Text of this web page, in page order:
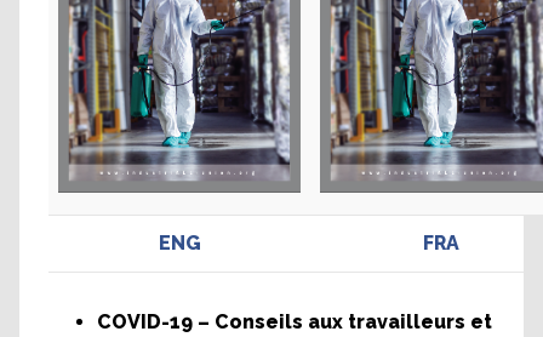
ENG FRA
COVID-19 – Conseils aux travailleurs et